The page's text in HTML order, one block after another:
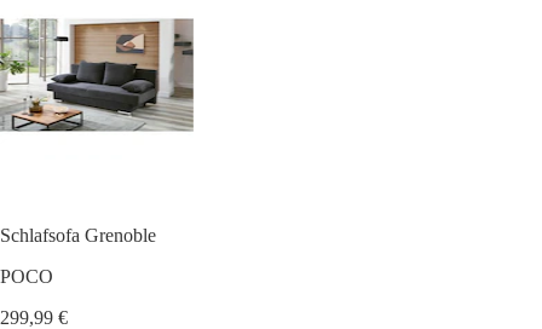
Schlafsofa Grenoble
POCO
299,99 €